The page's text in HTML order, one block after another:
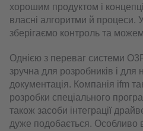
хорошим продуктом і
власні алгоритми й процеси.
зберігаємо контроль та
Однією з переваг системи
зручна для розробників і для
документація. Компанія ifm
розробки спеціального
також засоби інтеграції
дуже подобається. Особливо